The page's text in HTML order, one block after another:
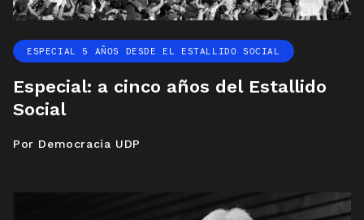
ESPECIAL 5 AÑOS DESDE EL ESTALLIDO SOCIAL
Especial: a cinco años del Estallido
Social
Por Democracia UDP